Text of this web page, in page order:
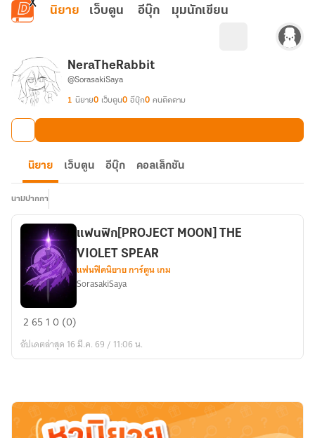
ข้ามไปยังเนื้อหาหลัก
นิยาย เว็บตูน อีบุ๊ก มุมนักเขียน
NeraTheRabbit
@SorasakiSaya
1 นิยาย0 เว็บตูน0 อีบุ๊ก0 คนติดตาม
นิยาย เว็บตูน อีบุ๊ก คอลเล็กชัน
นามปากกา
แฟน
MOON]
SPEAR
แฟนฟิก[PROJECT MOON] THE
VIOLET SPEAR
แฟนฟิคนิยาย การ์ตูน เกม
SorasakiSaya
265 10 (0)
อัปเดตล่าสุด 16 มี.ค. 69 / 11:06 น.